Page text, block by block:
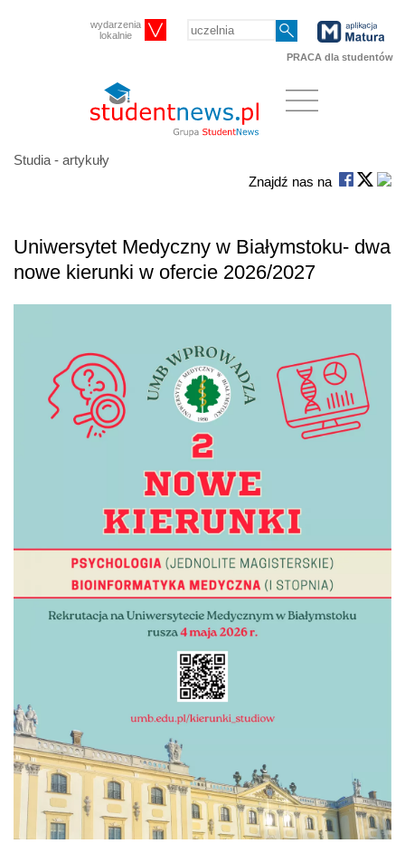
wydarzenia
lokalnie
PRACA dla studentów
Studia - artykuły
Znajdź nas na
Uniwersytet Medyczny w Białymstoku- dwa
nowe kierunki w ofercie 2026/2027